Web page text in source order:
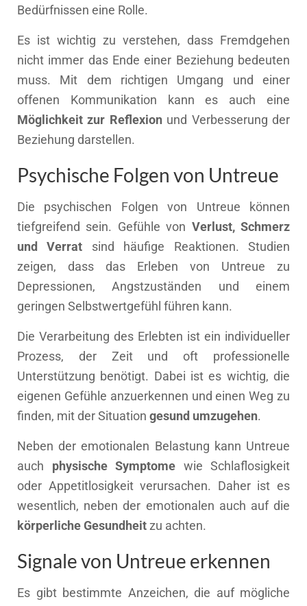
Bedürfnissen eine Rolle.
Es ist wichtig zu verstehen, dass Fremdgehen
nicht immer das Ende einer Beziehung bedeuten
muss. Mit dem richtigen Umgang und einer
offenen Kommunikation kann es auch eine
Möglichkeit zur Reflexion und Verbesserung der
Beziehung darstellen.
Psychische Folgen von Untreue
Die psychischen Folgen von Untreue können
tiefgreifend sein. Gefühle von Verlust, Schmerz
und Verrat sind häufige Reaktionen. Studien
zeigen, dass das Erleben von Untreue zu
Depressionen, Angstzuständen und einem
geringen Selbstwertgefühl führen kann.
Die Verarbeitung des Erlebten ist ein individueller
Prozess, der Zeit und oft professionelle
Unterstützung benötigt. Dabei ist es wichtig, die
eigenen Gefühle anzuerkennen und einen Weg zu
finden, mit der Situation gesund umzugehen.
Neben der emotionalen Belastung kann Untreue
auch physische Symptome wie Schlaflosigkeit
oder Appetitlosigkeit verursachen. Daher ist es
wesentlich, neben der emotionalen auch auf die
körperliche Gesundheit zu achten.
Signale von Untreue erkennen
Es gibt bestimmte Anzeichen, die auf mögliche